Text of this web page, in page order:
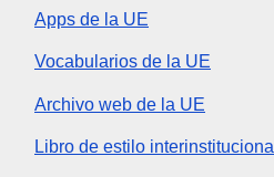
Apps de la UE
Vocabularios de la UE
Archivo web de la UE
Libro de estilo interinstitucional